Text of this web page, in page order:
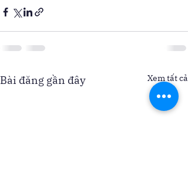
Bài đăng gần đây Xem tất cả